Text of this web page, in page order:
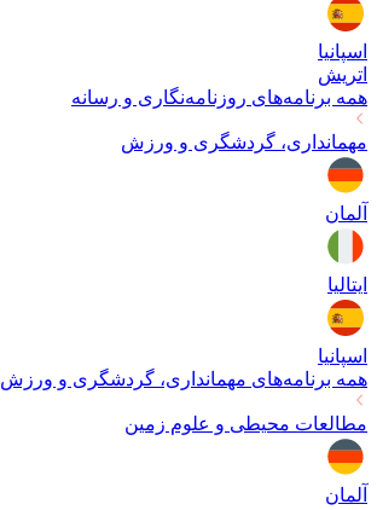
اسپانیا
اتریش
همه برنامه‌های روزنامه‌نگاری و رسانه
مهمانداری، گردشگری و ورزش
آلمان
ایتالیا
اسپانیا
همه برنامه‌های مهمانداری، گردشگری و ورزش
مطالعات محیطی و علوم زمین
آلمان